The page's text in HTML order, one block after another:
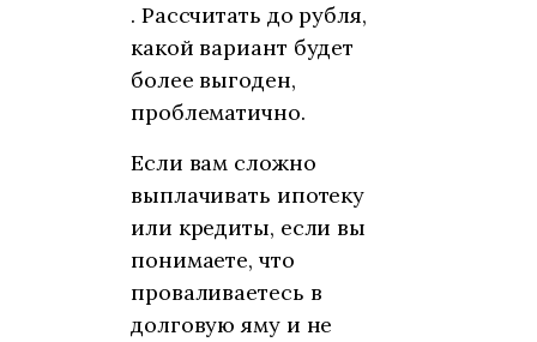
. Рассчитать до рубля,
какой вариант будет
более выгоден,
проблематично.
Если вам сложно
выплачивать ипотеку
или кредиты, если вы
понимаете, что
проваливаетесь в
долговую яму и не